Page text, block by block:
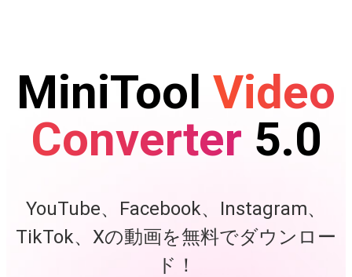
MiniTool Video
Converter 5.0
YouTube、Facebook、Instagram、
TikTok、Xの動画を無料でダウンロー
ド！